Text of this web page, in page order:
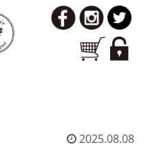
2025.08.08